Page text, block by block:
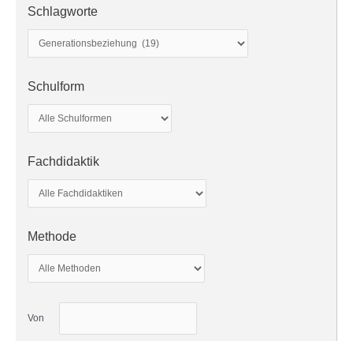
Schlagworte
Schulform
Fachdidaktik
Methode
Von